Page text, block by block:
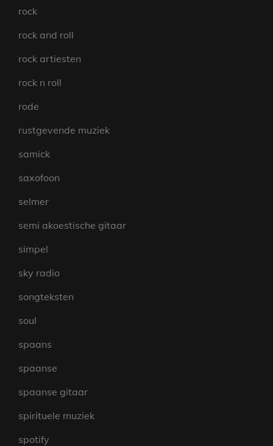
rock
rock and roll
rock artiesten
rock n roll
rode
rustgevende muziek
samick
saxofoon
selmer
semi akoestische gitaar
simpel
sky radio
songteksten
soul
spaans
spaanse
spaanse gitaar
spirituele muziek
spotify